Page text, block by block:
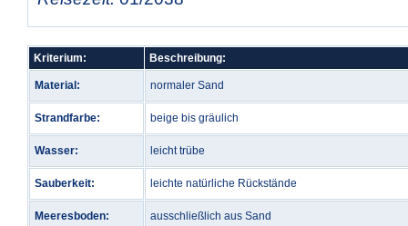
Kriterium: Beschreibung:
Material: normaler Sand
Strandfarbe: beige bis gräulich
Wasser: leicht trübe
Sauberkeit: leichte natürliche Rückstände
Meeresboden: ausschließlich aus Sand